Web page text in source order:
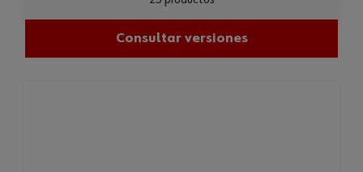
Consultar versiones